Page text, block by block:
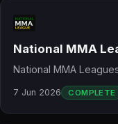
National MMA
National MMA
7 Jun 2026 COMPLETE